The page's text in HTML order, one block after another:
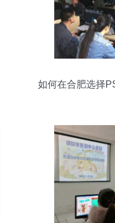
如何在合肥选择